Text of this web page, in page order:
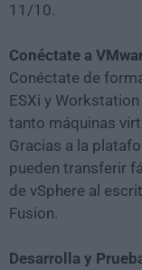
11/10.
Conéctate a
Conéctate de
ESXi y
tanto máquinas
Gracias a la
pueden transferir
de vSphere al
Fusion.
Desarrolla y